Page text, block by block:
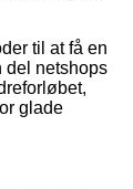
til at få en
del netshops
glade